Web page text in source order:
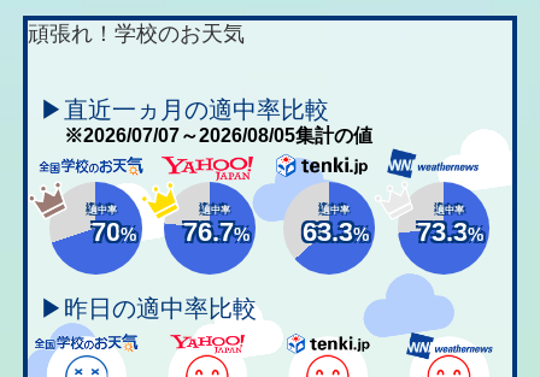
頑張れ！学校のお天気
▶直近一ヵ月の適中率比較
※2026/07/07～2026/08/05集計の値
適中率
70%
適中率
76.7%
適中率
63.3%
適中率
73.3%
▶昨日の適中率比較